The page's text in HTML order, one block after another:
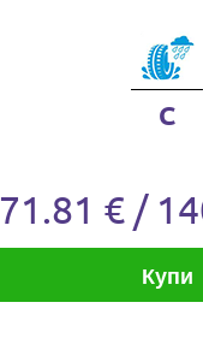
C
71.81 € /
Купи